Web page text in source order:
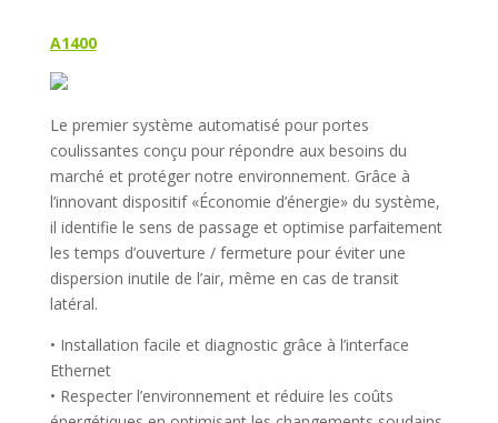
A1400
Le premier système automatisé pour portes
coulissantes conçu pour répondre aux besoins du
marché et protéger notre environnement. Grâce à
l’innovant dispositif «Économie d’énergie» du système,
il identifie le sens de passage et optimise parfaitement
les temps d’ouverture / fermeture pour éviter une
dispersion inutile de l’air, même en cas de transit
latéral.
• Installation facile et diagnostic grâce à l’interface
Ethernet
• Respecter l’environnement et réduire les coûts